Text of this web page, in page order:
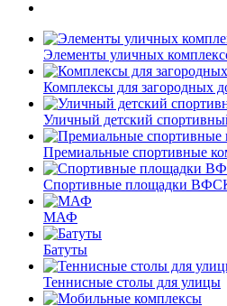
Элементы уличных
Комплексы для загородных
Уличный детский
Премиальные спортивные
Спортивные площадки
МАФ
Батуты
Теннисные столы для улицы